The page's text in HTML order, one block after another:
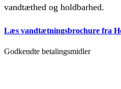
vandtæthed og holdbarhed.
Læs vandtætningsbrochure fra
Godkendte betalingsmidler